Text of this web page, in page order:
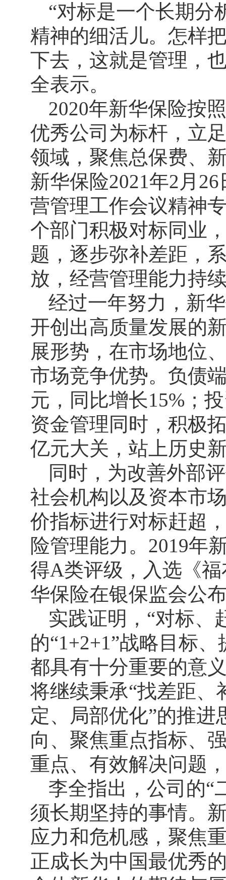
“对标是一个长期分
精神的细活儿。怎样
下去，这就是管理，
全表示。
2020年新华保险按
优秀公司为标杆，立
领域，聚焦总保费、
新华保险2021年2月
营管理工作会议精神
个部门积极对标同业
题，逐步弥补差距，
放，经营管理能力持
经过一年努力，新
开创出高质量发展的
展形势，在市场地位
市场竞争优势。负债
元，同比增长15%；
资金管理同时，积极
亿元大关，站上历史
同时，为改善外部
社会机构以及资本市
价指标进行对标赶超
险管理能力。2019年
得A类评级，入选《
华保险在银保监会公
实践证明，“对标、
的“1+2+1”战略目标
都具有十分重要的意
将继续秉承“找差距、
定、局部优化”的推进
向、聚焦重点指标、
重点、有效解决问题
李全指出，公司的“
须长期坚持的事情。
应力和危机感，聚焦
正成长为中国最优秀